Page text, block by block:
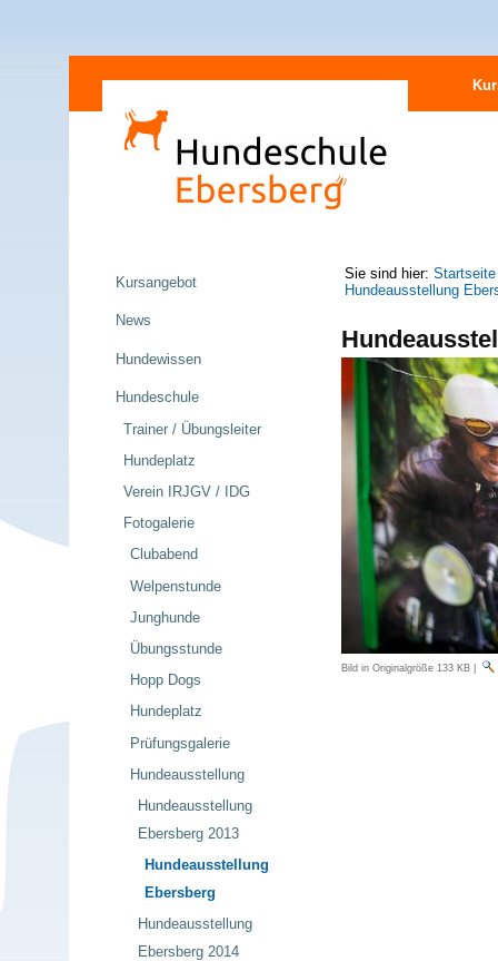
zum
Inhalt
Direkt
Navigation
Sie sind hier: Startseite
Hundeausstellung
Bild in Originalgröße 133 KB|
Kursangebot
News
Hundewissen
Hundeschule
Trainer / Übungsleiter
Hundeplatz
Verein IRJGV / IDG
Fotogalerie
Clubabend
Welpenstunde
Junghunde
Übungsstunde
Hopp Dogs
Hundeplatz
Prüfungsgalerie
Hundeausstellung
Hundeausstellung
Ebersberg 2013
Hundeausstellung
Ebersberg
Hundeausstellung
Ebersberg 2014